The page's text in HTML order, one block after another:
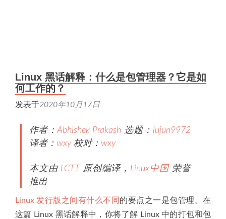
Linux 黑话解释：什么是包管理器？它是如
何工作的？
发表于2020年10月17日
作者：Abhishek Prakash 选题： lujun9972
译者： wxy校对： wxy
本文由 LCTT 原创编译， Linux中国 荣誉
推出
Linux 发行版之间有什么不同 的要点之一是包管理。在
这篇 Linux 黑话解释中，你将了解 Linux 中的打包和包